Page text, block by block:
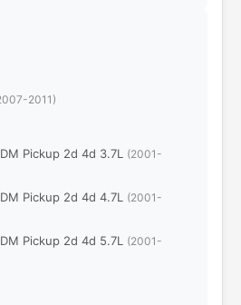
2011)
DM Pickup 2d 4d 3.7L (2001-
DM Pickup 2d 4d 4.7L (2001-
DM Pickup 2d 4d 5.7L (2001-